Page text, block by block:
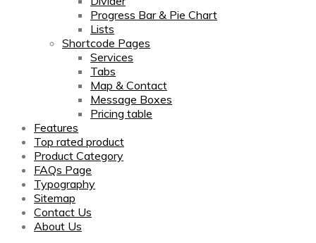
Progress Bar & Pie Chart
Lists
Shortcode Pages
Services
Tabs
Map & Contact
Message Boxes
Pricing table
Features
Top rated product
Product Category
FAQs Page
Typography
Sitemap
Contact Us
About Us